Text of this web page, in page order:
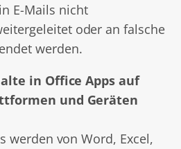
E-Mails nicht
oder an falsche
werden.
in Office Apps auf
und Geräten
werden von Word, Excel,